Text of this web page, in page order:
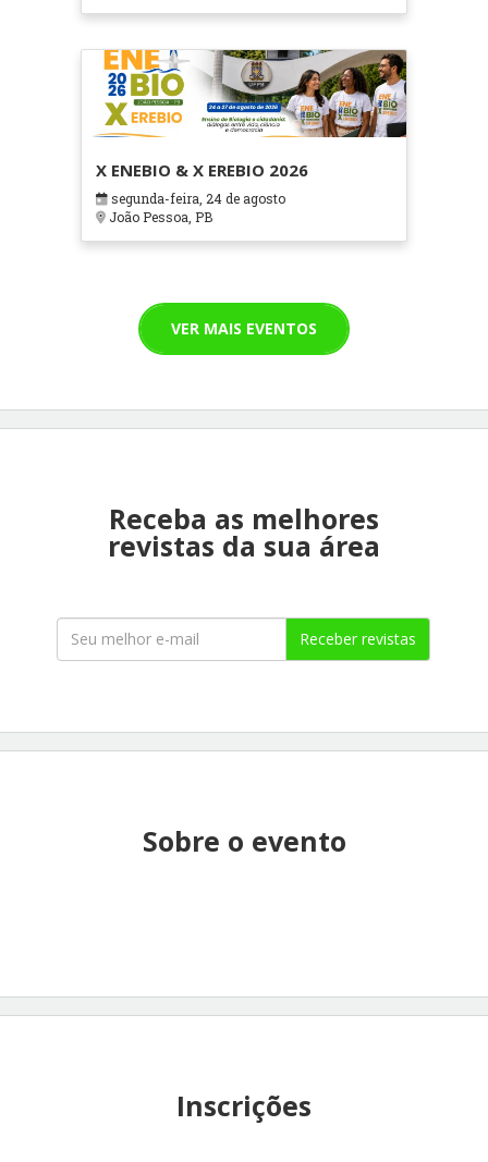
X ENEBIO & X EREBIO 2026
segunda-feira, 24 de agosto
João Pessoa, PB
VER MAIS EVENTOS
Receba as melhores
revistas da sua área
Receber revistas
Sobre o evento
Inscrições